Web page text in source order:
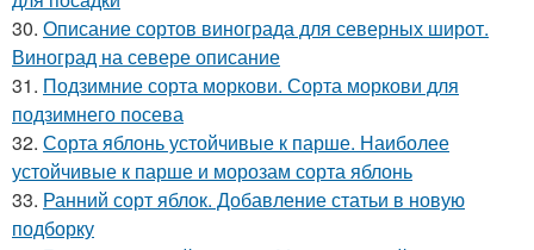
30. Описание сортов винограда для северных широт.
Виноград на севере описание
31. Подзимние сорта моркови. Сорта моркови для
подзимнего посева
32. Сорта яблонь устойчивые к парше. Наиболее
устойчивые к парше и морозам сорта яблонь
33. Ранний сорт яблок. Добавление статьи в новую
подборку